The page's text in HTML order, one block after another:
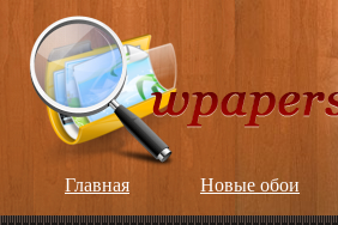
Главная Новые обои